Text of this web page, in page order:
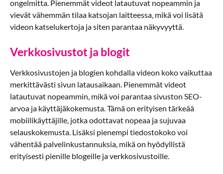
ongelmitta. Pienemmät videot latautuvat nopeammin ja
vievät vähemmän tilaa katsojan laitteessa, mikä voi lisätä
videon katselukertoja ja siten parantaa näkyvyyttä.
Verkkosivustot ja blogit
Verkkosivustojen ja blogien kohdalla videon koko vaikuttaa
merkittävästi sivun latausaikaan. Pienemmät videot
latautuvat nopeammin, mikä voi parantaa sivuston SEO-
arvoa ja käyttäjäkokemusta. Tämä on erityisen tärkeää
mobiilikäyttäjille, jotka odottavat nopeaa ja sujuvaa
selauskokemusta. Lisäksi pienempi tiedostokoko voi
vähentää palvelinkustannuksia, mikä on hyödyllistä
erityisesti pienille blogeille ja verkkosivustoille.